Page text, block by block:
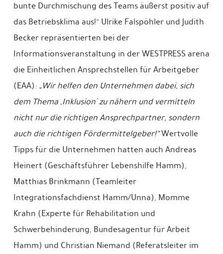
bunte Durchmischung des Teams äußerst positiv auf
das Betriebsklima aus!“ Ulrike Falspöhler und Judith
Becker repräsentierten bei der
Informationsveranstaltung in der WESTPRESS arena
die Einheitlichen Ansprechstellen für Arbeitgeber
(EAA): „Wir helfen den Unternehmen dabei, sich
dem Thema ,Inklusion´ zu nähern und vermitteln
nicht nur die richtigen Ansprechpartner, sondern
auch die richtigen Fördermittelgeber!“Wertvolle
Tipps für die Unternehmen hatten auch Andreas
Heinert (Geschäftsführer Lebenshilfe Hamm),
Matthias Brinkmann (Teamleiter
Integrationsfachdienst Hamm/Unna), Momme
Krahn (Experte für Rehabilitation und
Schwerbehinderung, Bundesagentur für Arbeit
Hamm) und Christian Niemand (Referatsleiter im